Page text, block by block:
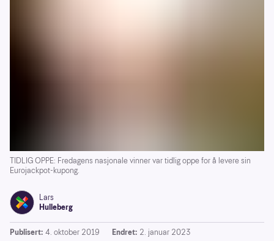
TIDLIG OPPE: Fredagens nasjonale vinner var tidlig oppe for å levere sin
Eurojackpot-kupong.
Lars
Hulleberg
Publisert: 4. oktober 2019 Endret: 2. januar 2023